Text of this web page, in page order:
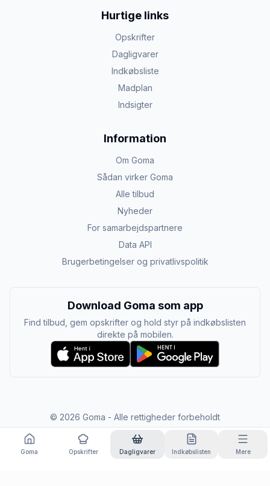
Hurtige links
Opskrifter
Dagligvarer
Indkøbsliste
Madplan
Indsigter
Information
Om Goma
Sådan virker Goma
Alle tilbud
Nyheder
For samarbejdspartnere
Data API
Brugerbetingelser og privatlivspolitik
Download Goma som app
Find tilbud, gem opskrifter og hold styr på indkøbslisten
direkte på mobilen.
© 2026 Goma - Alle rettigheder forbeholdt
Goma Opskrifter Dagligvarer Indkøbslisten Mere